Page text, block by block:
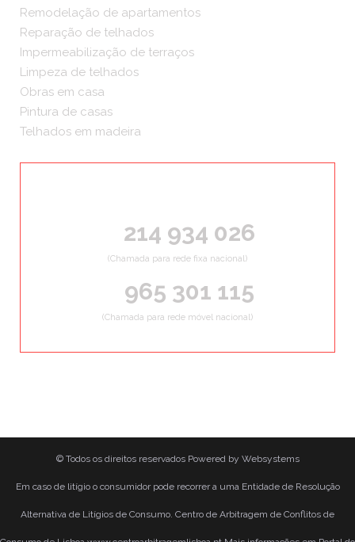
Remodelação de apartamentos
Reparação de telhados
Impermeabilização de terraços
Limpeza de telhados
Obras em casa
Pintura de casas
Telhados em madeira
214 934 026
(Chamada para rede fixa nacional)
965 301 115
(Chamada para rede móvel nacional)
© Todos os direitos reservadosPowered by Websystems
Em caso de litígio o consumidor pode recorrer a uma Entidade de Resolução
Alternativa de Litígios de Consumo. Centro de Arbitragem de Conflitos de